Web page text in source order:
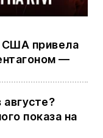
США привела
—
показа на